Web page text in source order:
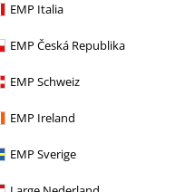
EMP Italia
EMP Česká Republika
EMP Schweiz
EMP Ireland
EMP Sverige
Boty Budapester s 10-řadým
šněrováním
Brandit